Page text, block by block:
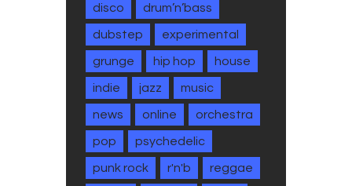
disco drum’n’bass
dubstep experimental
grunge hip hop house
indie jazz music
news online orchestra
pop psychedelic
punk rock r'n'b reggae